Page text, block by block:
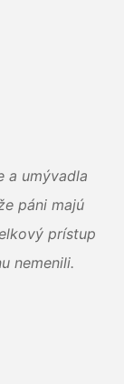
a umývadla
páni majú
prístup
nemenili.